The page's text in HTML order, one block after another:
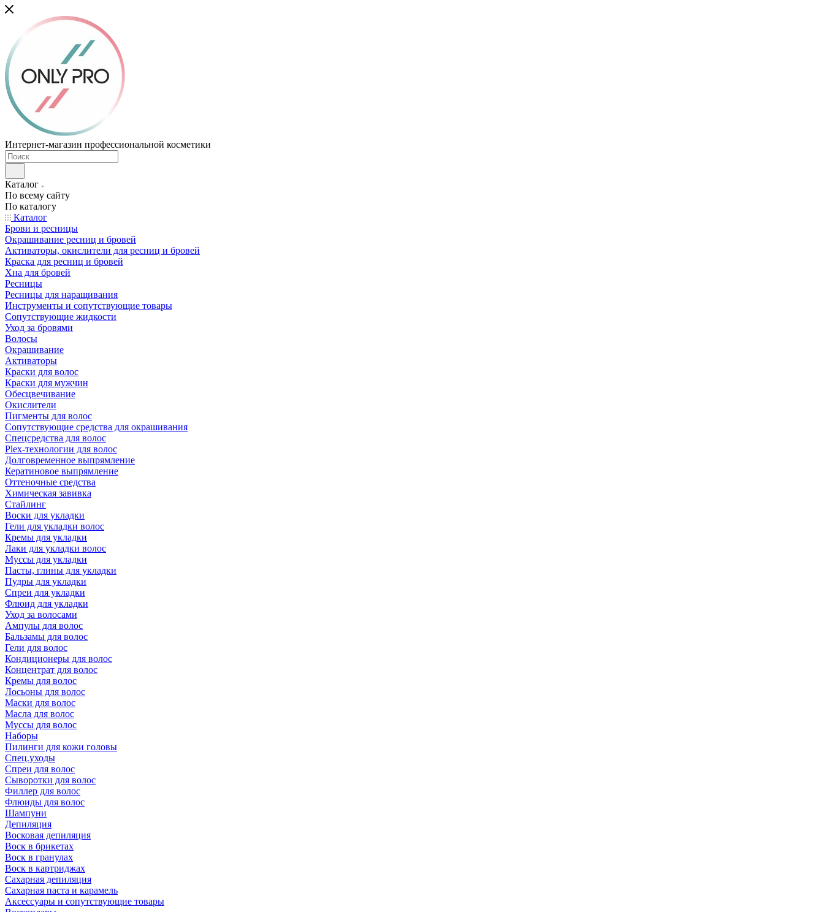
Интернет-магазин профессиональной косметики
Каталог
По всему сайту
По каталогу
Каталог
Брови и ресницы
Окрашивание ресниц и бровей
Активаторы, окислители для ресниц и бровей
Краска для ресниц и бровей
Хна для бровей
Ресницы
Ресницы для наращивания
Инструменты и сопутствующие товары
Сопутствующие жидкости
Уход за бровями
Волосы
Окрашивание
Активаторы
Краски для волос
Краски для мужчин
Обесцвечивание
Окислители
Пигменты для волос
Сопутствующие средства для окрашивания
Спецсредства для волос
Plex-технологии для волос
Долговременное выпрямление
Кератиновое выпрямление
Оттеночные средства
Химическая завивка
Стайлинг
Воски для укладки
Гели для укладки волос
Кремы для укладки
Лаки для укладки волос
Муссы для укладки
Пасты, глины для укладки
Пудры для укладки
Спреи для укладки
Флюид для укладки
Уход за волосами
Ампулы для волос
Бальзамы для волос
Гели для волос
Кондиционеры для волос
Концентрат для волос
Кремы для волос
Лосьоны для волос
Маски для волос
Масла для волос
Муссы для волос
Наборы
Пилинги для кожи головы
Спец.уходы
Спреи для волос
Сыворотки для волос
Филлер для волос
Флюиды для волос
Шампуни
Депиляция
Восковая депиляция
Воск в брикетах
Воск в гранулах
Воск в картриджах
Сахарная депиляция
Сахарная паста и карамель
Аксессуары и сопутствующие товары